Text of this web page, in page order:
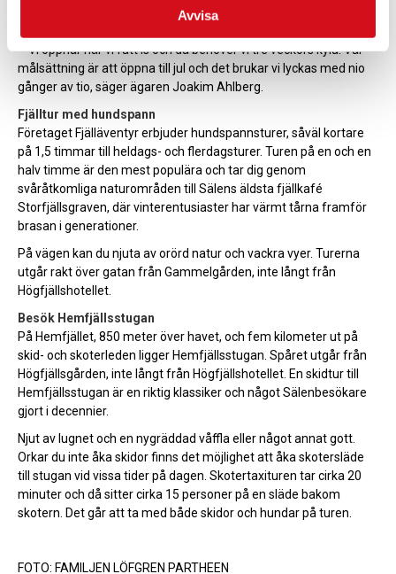
Avvisa
men det går lika bra att använda sin egen skidhjälm.
– Vi öppnar när vi fått is och då behöver vi tre veckors kyla. Vår
målsättning är att öppna till jul och det brukar vi lyckas med nio
gånger av tio, säger ägaren Joakim Ahlberg.
Fjälltur med hundspann
Företaget Fjälläventyr erbjuder hundspannsturer, såväl kortare
på 1,5 timmar till heldags- och flerdagsturer. Turen på en och en
halv timme är den mest populära och tar dig genom
svåråtkomliga naturområden till Sälens äldsta fjällkafé
Storfjällsgraven, där vinterentusiaster har värmt tårna framför
brasan i generationer.
På vägen kan du njuta av orörd natur och vackra vyer. Turerna
utgår rakt över gatan från Gammelgården, inte långt från
Högfjällshotellet.
Besök Hemfjällsstugan
På Hemfjället, 850 meter över havet, och fem kilometer ut på
skid- och skoterleden ligger Hemfjällsstugan. Spåret utgår från
Högfjällsgården, inte långt från Högfjällshotellet. En skidtur till
Hemfjällsstugan är en riktig klassiker och något Sälenbesökare
gjort i decennier.
Njut av lugnet och en nygräddad våffla eller något annat gott.
Orkar du inte åka skidor finns det möjlighet att åka skotersläde
till stugan vid vissa tider på dagen. Skotertaxituren tar cirka 20
minuter och då sitter cirka 15 personer på en släde bakom
skotern. Det går att ta med både skidor och hundar på turen.
FOTO: FAMILJEN LÖFGREN PARTHEEN